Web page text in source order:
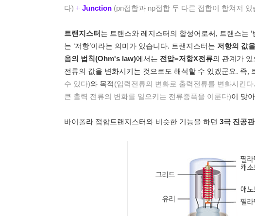
다) + Junction (pn접합과 np접합 두 다른 접합이 합쳐져 있
트랜지스터 는 트랜스와 레지스터의 합성어로써, 트랜스는
는 ‘저항’이라는 의미가 있습니다. 트랜지스터는 저항의 값
옴의 법칙(Ohm's law)에서는 전압=저항X전류의 관계가
전류의 값을 변화시키는 것으로도 해석할 수 있겠군요. 즉,
수 있다)와 목적(입력전류의 변화로 출력전류를 변화시킨
큰 출력 전류의 변화를 일으키는 전류증폭을 이룬다)이 맞
바이폴라 접합트랜지스터와 비슷한 기능을 하던 3극 진공관